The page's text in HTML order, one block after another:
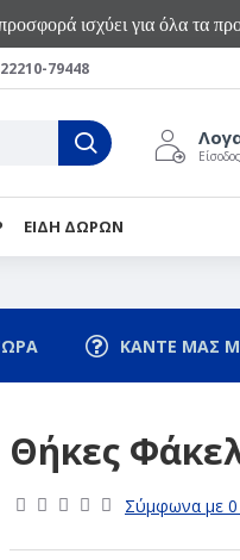
ισχύει για όλα τα
79448
ΕΙΔΗ ΔΩΡΩΝ
ΚΑΝΤΕ ΜΑΣ
Θήκες
Σύμφωνα με 0